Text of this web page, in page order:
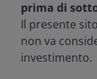
prima di
Il presente
non va
investimento.